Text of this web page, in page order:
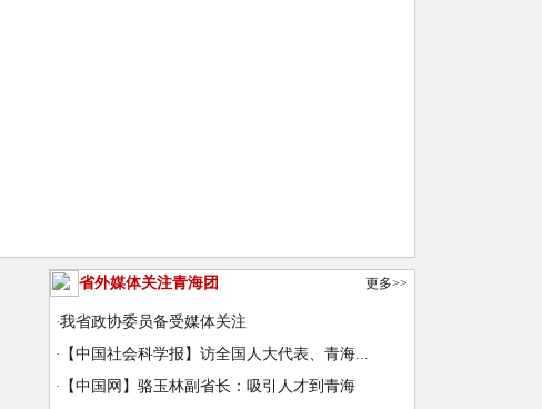
省外媒体关注青海团 更多>>
·我省政协委员备受媒体关注
· 【中国社会科学报】访全国人大代表、青海...
· 【中国网】骆玉林副省长：吸引人才到青海